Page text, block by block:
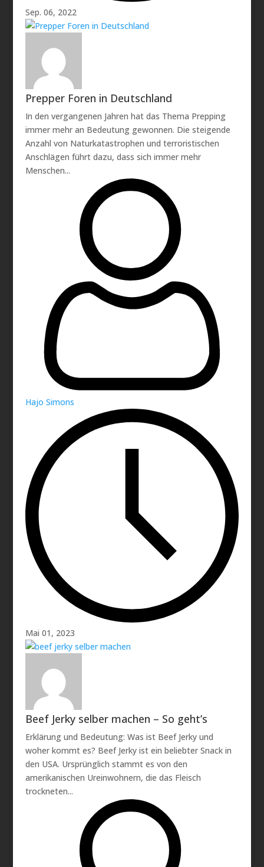
Sep. 06, 2022
Prepper Foren in Deutschland
In den vergangenen Jahren hat das Thema Prepping
immer mehr an Bedeutung gewonnen. Die steigende
Anzahl von Naturkatastrophen und terroristischen
Anschlägen führt dazu, dass sich immer mehr
Menschen...
Hajo Simons
Mai 01, 2023
Beef Jerky selber machen – So geht’s
Erklärung und Bedeutung: Was ist Beef Jerky und
woher kommt es? Beef Jerky ist ein beliebter Snack in
den USA. Ursprünglich stammt es von den
amerikanischen Ureinwohnern, die das Fleisch
trockneten...